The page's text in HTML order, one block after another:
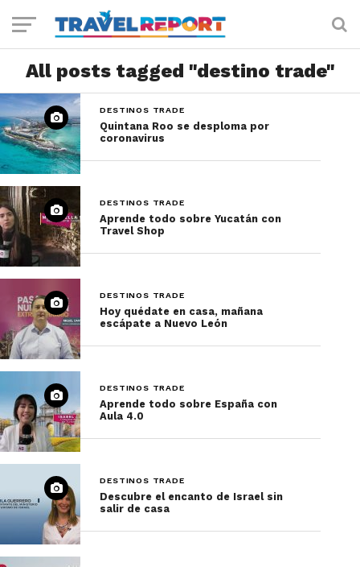
All posts tagged "destino trade"
DESTINOS TRADE
Quintana Roo se desploma por
coronavirus
DESTINOS TRADE
Aprende todo sobre Yucatán con
Travel Shop
DESTINOS TRADE
Hoy quédate en casa, mañana
escápate a Nuevo León
DESTINOS TRADE
Aprende todo sobre España con
Aula 4.0
DESTINOS TRADE
Descubre el encanto de Israel sin
salir de casa